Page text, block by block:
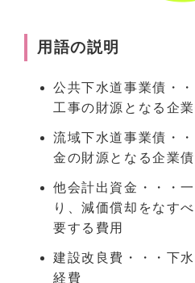
用語の説明
公共下水道事業債・
工事の財源となる企
流域下水道事業債・
金の財源となる企業債
他会計出資金・・・
り、減価償却をなす
要する費用
建設改良費・・・下
経費